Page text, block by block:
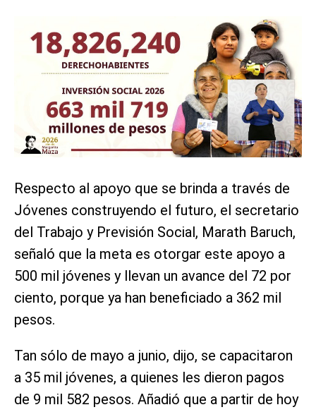
Respecto al apoyo que se brinda a través de
Jóvenes construyendo el futuro, el secretario
del Trabajo y Previsión Social, Marath Baruch,
señaló que la meta es otorgar este apoyo a
500 mil jóvenes y llevan un avance del 72 por
ciento, porque ya han beneficiado a 362 mil
pesos.
Tan sólo de mayo a junio, dijo, se capacitaron
a 35 mil jóvenes, a quienes les dieron pagos
de 9 mil 582 pesos. Añadió que a partir de hoy